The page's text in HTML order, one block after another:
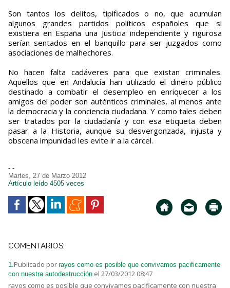
Son tantos los delitos, tipificados o no, que acumulan
algunos grandes partidos políticos españoles que si
existiera en España una Justicia independiente y rigurosa
serían sentados en el banquillo para ser juzgados como
asociaciones de malhechores.
No hacen falta cadáveres para que existan criminales.
Aquellos que en Andalucía han utilizado el dinero público
destinado a combatir el desempleo en enriquecer a los
amigos del poder son auténticos criminales, al menos ante
la democracia y la conciencia ciudadana. Y como tales deben
ser tratados por la ciudadanía y con esa etiqueta deben
pasar a la Historia, aunque su desvergonzada, injusta y
obscena impunidad les evite ir a la cárcel.
- -
Martes, 27 de Marzo 2012
Artículo leído 4505 veces
COMENTARIOS:
1.Publicado por rayos como es posible que convivamos pacificamente
con nuestra autodestrucción el 27/03/2012 08:47
rayos como es posible que convivamos pacificamente con nuestra